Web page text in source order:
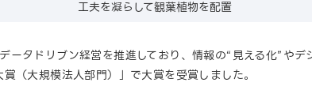
工夫を凝らして観葉植物を配置
ータドリブン経営を推進しており、情報の“見える化”や
（大規模法人部門）」で大賞を受賞しました。